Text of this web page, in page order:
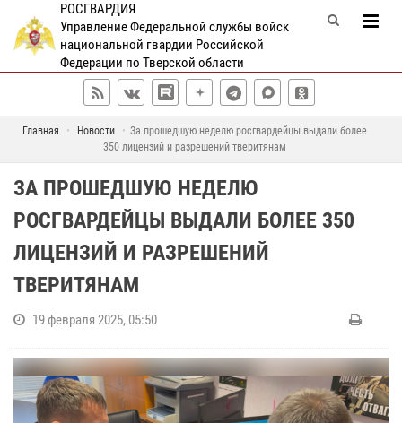
РОСГВАРДИЯ
Управление Федеральной службы войск
национальной гвардии Российской
Федерации по Тверской области
Главная Новости
За прошедшую неделю росгвардейцы выдали более
350 лицензий и разрешений тверитянам
ЗА ПРОШЕДШУЮ НЕДЕЛЮ
РОСГВАРДЕЙЦЫ ВЫДАЛИ БОЛЕЕ 350
ЛИЦЕНЗИЙ И РАЗРЕШЕНИЙ
ТВЕРИТЯНАМ
19 февраля 2025, 05:50